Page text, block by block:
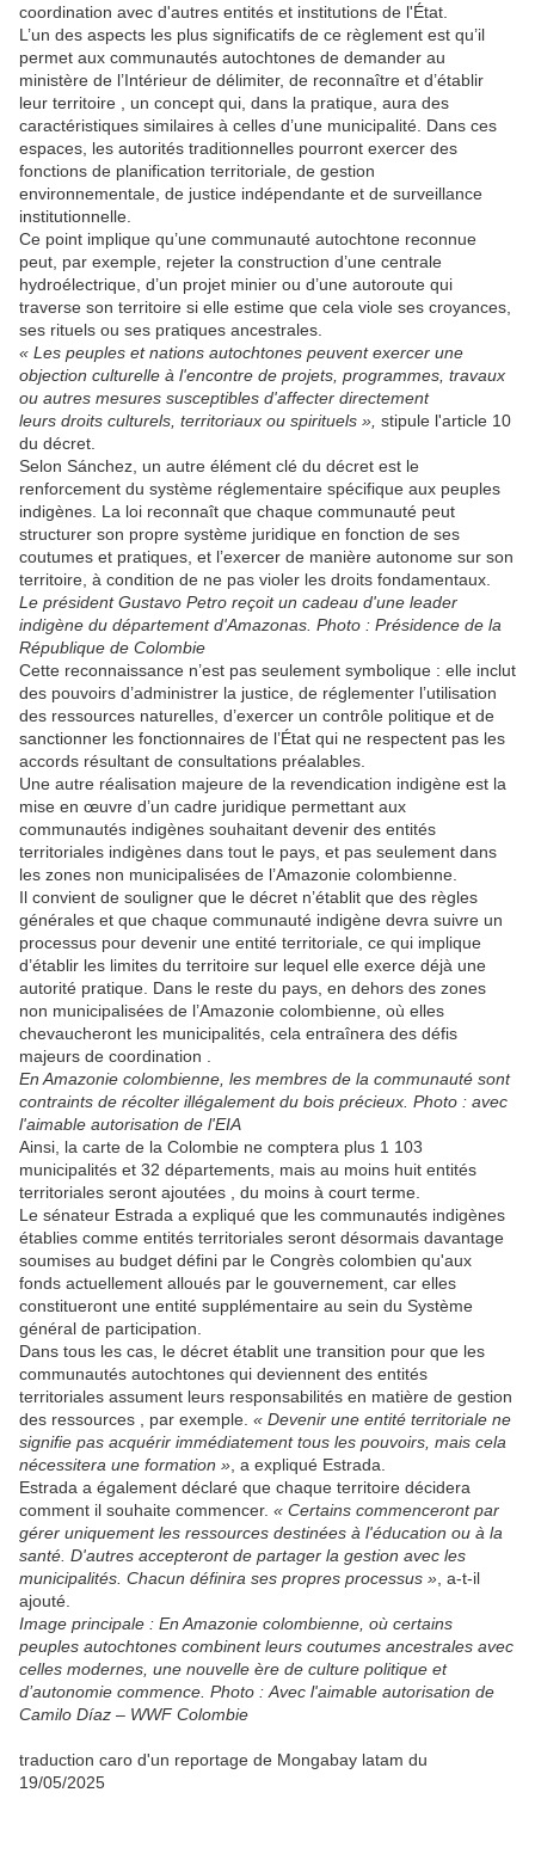
coordination avec d'autres entités et institutions de l'État.
L’un des aspects les plus significatifs de ce règlement est qu’il
permet aux communautés autochtones de demander au
ministère de l’Intérieur de délimiter, de reconnaître et d’établir
leur territoire , un concept qui, dans la pratique, aura des
caractéristiques similaires à celles d’une municipalité. Dans ces
espaces, les autorités traditionnelles pourront exercer des
fonctions de planification territoriale, de gestion
environnementale, de justice indépendante et de surveillance
institutionnelle.
Ce point implique qu’une communauté autochtone reconnue
peut, par exemple, rejeter la construction d’une centrale
hydroélectrique, d’un projet minier ou d’une autoroute qui
traverse son territoire si elle estime que cela viole ses croyances,
ses rituels ou ses pratiques ancestrales.
« Les peuples et nations autochtones peuvent exercer une
objection culturelle à l'encontre de projets, programmes, travaux
ou autres mesures susceptibles d'affecter directement
leurs droits culturels, territoriaux ou spirituels », stipule l'article 10
du décret.
Selon Sánchez, un autre élément clé du décret est le
renforcement du système réglementaire spécifique aux peuples
indigènes. La loi reconnaît que chaque communauté peut
structurer son propre système juridique en fonction de ses
coutumes et pratiques, et l’exercer de manière autonome sur son
territoire, à condition de ne pas violer les droits fondamentaux.
Le président Gustavo Petro reçoit un cadeau d'une leader
indigène du département d'Amazonas. Photo : Présidence de la
République de Colombie
Cette reconnaissance n’est pas seulement symbolique : elle inclut
des pouvoirs d’administrer la justice, de réglementer l’utilisation
des ressources naturelles, d’exercer un contrôle politique et de
sanctionner les fonctionnaires de l’État qui ne respectent pas les
accords résultant de consultations préalables.
Une autre réalisation majeure de la revendication indigène est la
mise en œuvre d’un cadre juridique permettant aux
communautés indigènes souhaitant devenir des entités
territoriales indigènes dans tout le pays, et pas seulement dans
les zones non municipalisées de l’Amazonie colombienne.
Il convient de souligner que le décret n’établit que des règles
générales et que chaque communauté indigène devra suivre un
processus pour devenir une entité territoriale, ce qui implique
d’établir les limites du territoire sur lequel elle exerce déjà une
autorité pratique. Dans le reste du pays, en dehors des zones
non municipalisées de l’Amazonie colombienne, où elles
chevaucheront les municipalités, cela entraînera des défis
majeurs de coordination .
En Amazonie colombienne, les membres de la communauté sont
contraints de récolter illégalement du bois précieux. Photo : avec
l'aimable autorisation de l'EIA
Ainsi, la carte de la Colombie ne comptera plus 1 103
municipalités et 32 ​​départements, mais au moins huit entités
territoriales seront ajoutées , du moins à court terme.
Le sénateur Estrada a expliqué que les communautés indigènes
établies comme entités territoriales seront désormais davantage
soumises au budget défini par le Congrès colombien qu'aux
fonds actuellement alloués par le gouvernement, car elles
constitueront une entité supplémentaire au sein du Système
général de participation.
Dans tous les cas, le décret établit une transition pour que les
communautés autochtones qui deviennent des entités
territoriales assument leurs responsabilités en matière de gestion
des ressources , par exemple. « Devenir une entité territoriale ne
signifie pas acquérir immédiatement tous les pouvoirs, mais cela
nécessitera une formation » , a expliqué Estrada.
Estrada a également déclaré que chaque territoire décidera
comment il souhaite commencer. « Certains commenceront par
gérer uniquement les ressources destinées à l'éducation ou à la
santé. D'autres accepteront de partager la gestion avec les
municipalités. Chacun définira ses propres processus » , a-t-il
ajouté.
Image principale : En Amazonie colombienne, où certains
peuples autochtones combinent leurs coutumes ancestrales avec
celles modernes, une nouvelle ère de culture politique et
d’autonomie commence. Photo : Avec l'aimable autorisation de
Camilo Díaz – WWF Colombie
traduction caro d'un reportage de Mongabay latam du
19/05/2025